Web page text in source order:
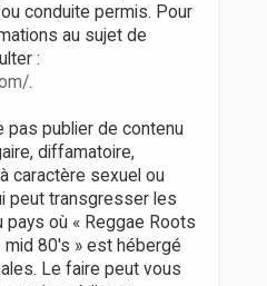
conduite permis. Pour
au sujet de
:
.
publier de contenu
diffamatoire,
caractère sexuel ou
peut transgresser les
pays où « Reggae Roots
mid 80's » est hébergé
Le faire peut vous